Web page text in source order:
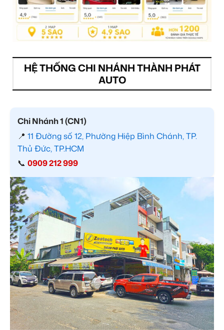
HỆ THỐNG CHI NHÁNH THÀNH PHÁT
AUTO
Chi Nhánh 1 (CN1)
📍 11 Đường số 12, Phường Hiệp Bình Chánh, TP.
Thủ Đức, TP.HCM
📞 0909 212 999